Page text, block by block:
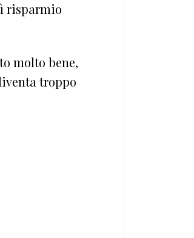
risparmio
molto bene,
troppo